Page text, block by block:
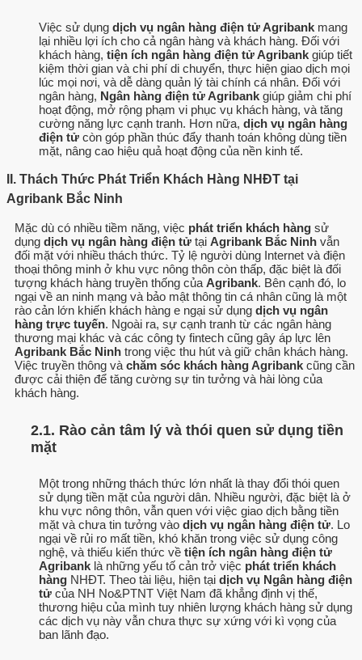
Việc sử dụng dịch vụ ngân hàng điện tử Agribank mang
lại nhiều lợi ích cho cả ngân hàng và khách hàng. Đối với
khách hàng, tiện ích ngân hàng điện tử Agribank giúp tiết
kiệm thời gian và chi phí di chuyển, thực hiện giao dịch mọi
lúc mọi nơi, và dễ dàng quản lý tài chính cá nhân. Đối với
ngân hàng, Ngân hàng điện tử Agribank giúp giảm chi phí
hoạt động, mở rộng phạm vi phục vụ khách hàng, và tăng
cường năng lực cạnh tranh. Hơn nữa, dịch vụ ngân hàng
điện tử còn góp phần thúc đẩy thanh toán không dùng tiền
mặt, nâng cao hiệu quả hoạt động của nền kinh tế.
II. Thách Thức Phát Triển Khách Hàng NHĐT tại
Agribank Bắc Ninh
Mặc dù có nhiều tiềm năng, việc phát triển khách hàng sử
dụng dịch vụ ngân hàng điện tử tại Agribank Bắc Ninh vẫn
đối mặt với nhiều thách thức. Tỷ lệ người dùng Internet và điện
thoại thông minh ở khu vực nông thôn còn thấp, đặc biệt là đối
tượng khách hàng truyền thống của Agribank. Bên cạnh đó, lo
ngại về an ninh mạng và bảo mật thông tin cá nhân cũng là một
rào cản lớn khiến khách hàng e ngại sử dụng dịch vụ ngân
hàng trực tuyến. Ngoài ra, sự cạnh tranh từ các ngân hàng
thương mại khác và các công ty fintech cũng gây áp lực lên
Agribank Bắc Ninh trong việc thu hút và giữ chân khách hàng.
Việc truyền thông và chăm sóc khách hàng Agribank cũng cần
được cải thiện để tăng cường sự tin tưởng và hài lòng của
khách hàng.
2.1. Rào cản tâm lý và thói quen sử dụng tiền
mặt
Một trong những thách thức lớn nhất là thay đổi thói quen
sử dụng tiền mặt của người dân. Nhiều người, đặc biệt là ở
khu vực nông thôn, vẫn quen với việc giao dịch bằng tiền
mặt và chưa tin tưởng vào dịch vụ ngân hàng điện tử. Lo
ngại về rủi ro mất tiền, khó khăn trong việc sử dụng công
nghệ, và thiếu kiến thức về tiện ích ngân hàng điện tử
Agribank là những yếu tố cản trở việc phát triển khách
hàng NHĐT. Theo tài liệu, hiện tại dịch vụ Ngân hàng điện
tử của NH No&PTNT Việt Nam đã khẳng định vị thế,
thương hiệu của mình tuy nhiên lượng khách hàng sử dụng
các dịch vụ này vẫn chưa thực sự xứng với kì vọng của
ban lãnh đạo.